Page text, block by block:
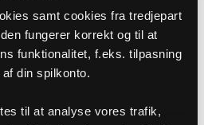
samt cookies fra tredjepart
fungerer korrekt og til at
funktionalitet, f.eks. tilpasning
din spilkonto.
til at analyse vores trafik,